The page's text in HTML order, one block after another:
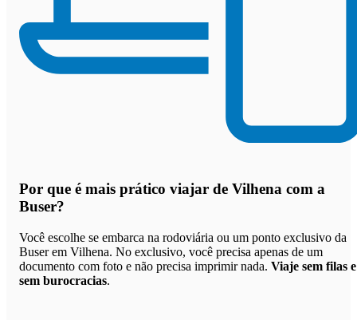
Por que é mais prático viajar de Vilhena com a
Buser?
Você escolhe se embarca na rodoviária ou um ponto exclusivo da
Buser em Vilhena. No exclusivo, você precisa apenas de um
documento com foto e não precisa imprimir nada. Viaje sem filas e
sem burocracias.